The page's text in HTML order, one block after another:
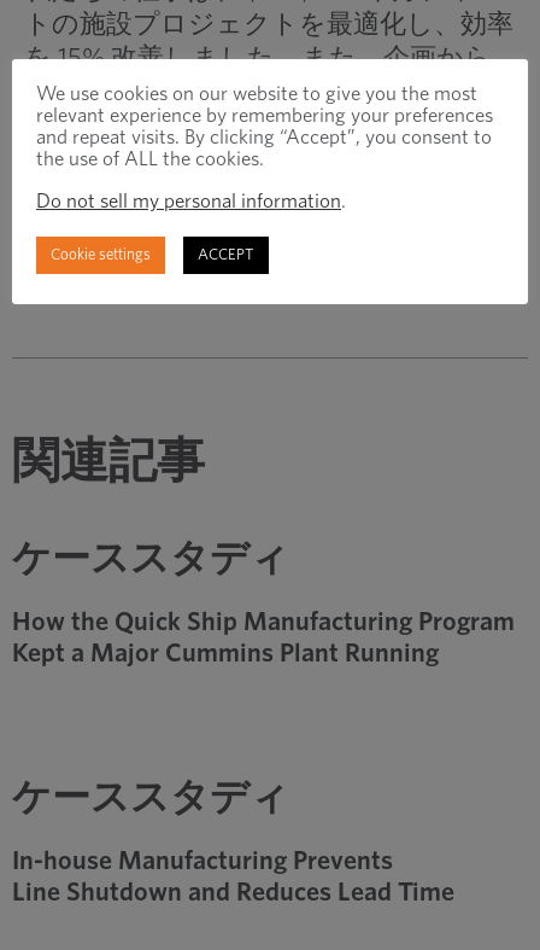
トの施設プロジェクトを最適化し、効率
を 15% 改善しました。また、企画から
実施までの定期的な合同監査では、お客
様に喜んでいただきました。相互に合意
された基準が設定され、実装後に定期的
にスケジュールされました。
関連記事
ケーススタディ
How the Quick Ship Manufacturing Program
Kept a Major Cummins Plant Running
ケーススタディ
In-house Manufacturing Prevents
Line Shutdown and Reduces Lead Time
We use cookies on our website to give you the most
relevant experience by remembering your preferences
and repeat visits. By clicking “Accept”, you consent to
the use of ALL the cookies.
Do not sell my personal information.
Cookie settings ACCEPT